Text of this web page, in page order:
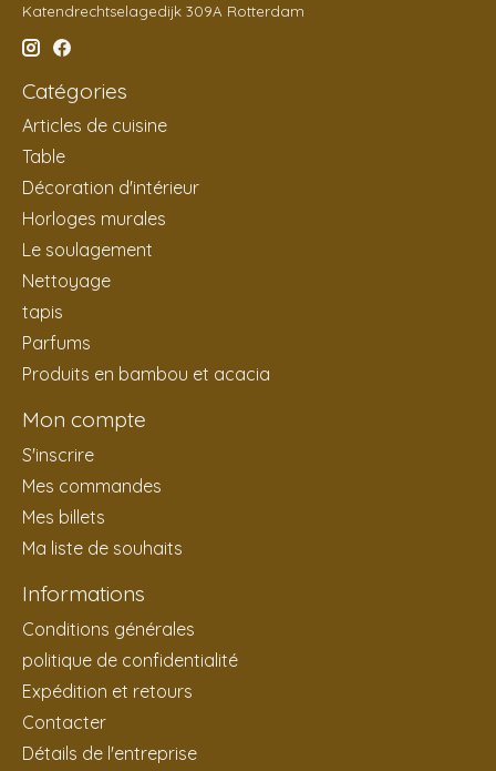
Katendrechtselagedijk 309A Rotterdam
Catégories
Articles de cuisine
Table
Décoration d'intérieur
Horloges murales
Le soulagement
Nettoyage
tapis
Parfums
Produits en bambou et acacia
Mon compte
S'inscrire
Mes commandes
Mes billets
Ma liste de souhaits
Informations
Conditions générales
politique de confidentialité
Expédition et retours
Contacter
Détails de l'entreprise